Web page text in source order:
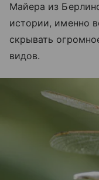
Майера из
истории, именно
скрывать
видов.